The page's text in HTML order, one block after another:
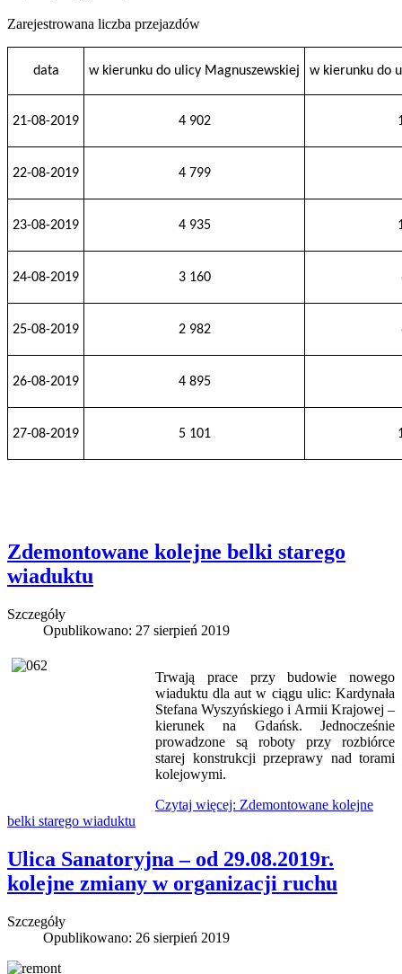
Zarejestrowana liczba przejazdów
data w kierunku do ulicy Magnuszewskiej w kierunku do
21-08-2019 4 902
22-08-2019 4 799
23-08-2019 4 935
24-08-2019 3 160
25-08-2019 2 982
26-08-2019 4 895
27-08-2019 5 101
Zdemontowane kolejne belki starego
wiaduktu
Szczegóły
Opublikowano: 27 sierpień 2019
Trwają prace przy budowie nowego
wiaduktu dla aut w ciągu ulic: Kardynała
Stefana Wyszyńskiego i Armii Krajowej –
kierunek na Gdańsk. Jednocześnie
prowadzone są roboty przy rozbiórce
starej konstrukcji przeprawy nad torami
kolejowymi.
Czytaj więcej: Zdemontowane kolejne
belki starego wiaduktu
Ulica Sanatoryjna – od 29.08.2019r.
kolejne zmiany w organizacji ruchu
Szczegóły
Opublikowano: 26 sierpień 2019